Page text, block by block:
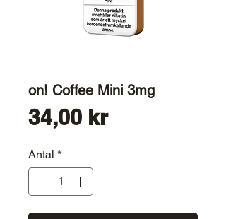
on! Coffee Mini 3mg
34,00 krPris
Antal *